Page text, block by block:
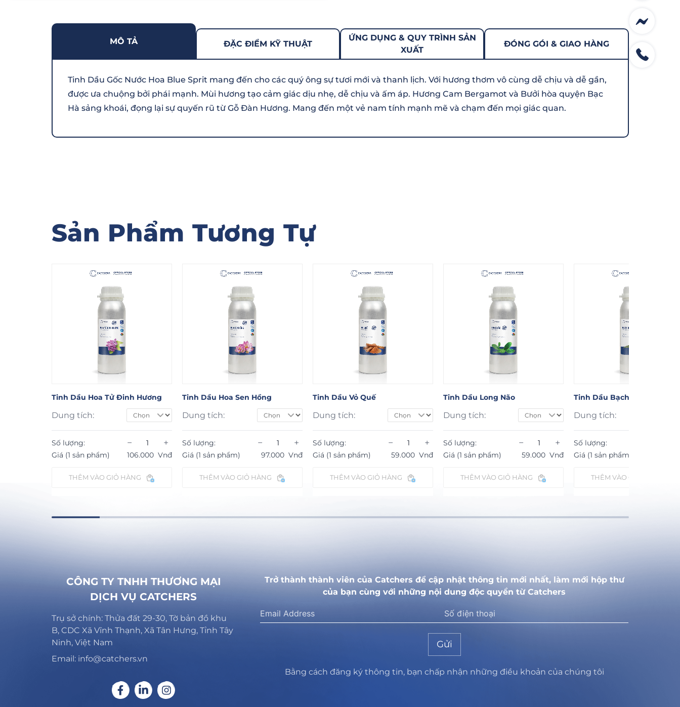
MÔ TẢ ĐẶC ĐIỂM KỸ THUẬT
ỨNG DỤNG & QUY TRÌNH SẢN
XUẤT
ĐÓNG GÓI & GIAO HÀNG
Tinh Dầu Gốc Nước Hoa Blue Sprit mang đến cho các quý ông sự tươi mới và thanh lịch. Với hương thơm vô cùng dễ chịu và dễ gần,
được ưa chuộng bởi phái mạnh. Mùi hương tạo cảm giác dịu nhẹ, dễ chịu và ấm áp. Hương Cam Bergamot và Bưởi hòa quyện Bạc
Hà sảng khoái, đọng lại sự quyến rũ từ Gỗ Đàn Hương. Mang đến một vẻ nam tính mạnh mẽ và chạm đến mọi giác quan.
Sản Phẩm Tương Tự
Tinh Dầu Hoa Tử Đinh Hương
Dung tích:
Số lượng: − +
Giá (1 sản phẩm) 106.000 Vnđ
THÊM VÀO GIỎ HÀNG
Tinh Dầu Hoa Sen Hồng
Dung tích:
Số lượng: − +
Giá (1 sản phẩm) 97.000 Vnđ
THÊM VÀO GIỎ HÀNG
Tinh Dầu Vỏ Quế
Dung tích:
Số lượng: − +
Giá (1 sản phẩm) 59.000 Vnđ
THÊM VÀO GIỎ HÀNG
Tinh Dầu Long Não
Dung tích:
Số lượng: − +
Giá (1 sản phẩm) 59.000 Vnđ
THÊM VÀO GIỎ HÀNG
Tinh Dầu Bạch Đàn Chanh
Dung tích:
Số lượng:
Giá (1 sản phẩm)
THÊM VÀO GIỎ HÀNG
CÔNG TY TNHH THƯƠNG MẠI
DỊCH VỤ CATCHERS
Trụ sở chính: Thửa đất 29-30, Tờ bản đồ khu
B, CDC Xã Vĩnh Thạnh, Xã Tân Hưng, Tỉnh Tây
Ninh, Việt Nam
Email: info@catchers.vn
Trở thành thành viên của Catchers để cập nhật thông tin mới nhất, làm mới hộp thư
của bạn cùng với những nội dung độc quyền từ Catchers
Gửi
Bằng cách đăng ký thông tin, bạn chấp nhận những điều khoản của chúng tôi